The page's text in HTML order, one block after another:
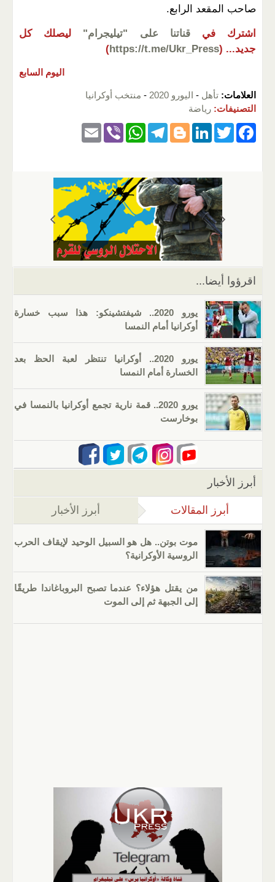
صاحب المقعد الرابع.
اشترك في قناتنا على "تيليجرام"
ليصلك كل
جديد... (
https://t.me/Ukr_Press
)
اليوم السابع
العلامات: تأهل - اليورو 2020 - منتخب أوكرانيا
التصنيفات: رياضة
F
k
T
er
Li
e
dI
n
Bl
g
er
T
gr
a
m
W
s
A
p
p
Vi
اقرؤوا أيضا...
يورو 2020.. شيفتشينكو: هذا سبب خسارة
أوكرانيا أمام النمسا
يورو 2020.. أوكرانيا تنتظر لعبة الحظ بعد
الخسارة أمام النمسا
يورو 2020.. قمة نارية تجمع أوكرانيا بالنمسا في
بوخارست
أبرز الأخبار
أبرز المقالات (علامة التبويب النشطة)
أبرز الأخبار
موت بوتن.. هل هو السبيل الوحيد لإيقاف الحرب
الروسية الأوكرانية؟
من يقتل هؤلاء؟ عندما تصبح البروباغاندا طريقًا
إلى الجبهة ثم إلى الموت